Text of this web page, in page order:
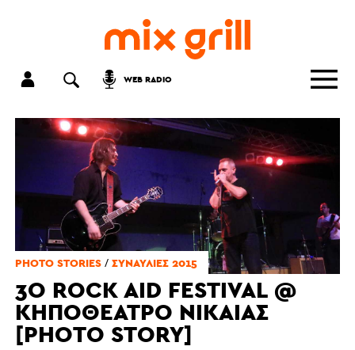
WEB RADIO
PHOTO STORIES /ΣΥΝΑΥΛΊΕΣ 2015
3Ο ROCK AID FESTIVAL @
ΚΗΠΟΘΈΑΤΡΟ ΝΊΚΑΙΑΣ
[PHOTO STORY]